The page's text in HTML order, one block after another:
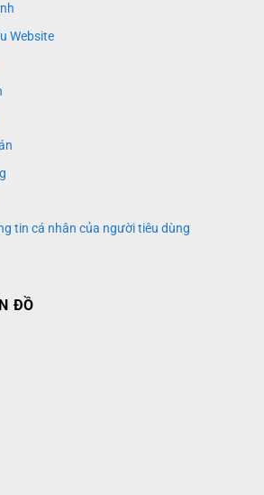
Website
tin cá nhân của người tiêu dùng
ĐỒ